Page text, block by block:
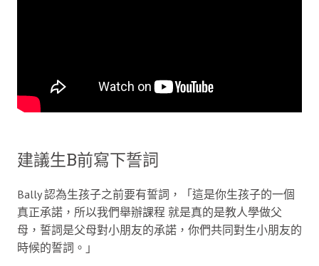
建議生B前寫下誓詞
Bally 認為生孩子之前要有誓詞，「這是你生孩子的一個
真正承諾，所以我們舉辦課程 就是真的是教人學做父
母，誓詞是父母對小朋友的承諾，你們共同對生小朋友的
時候的誓詞。」